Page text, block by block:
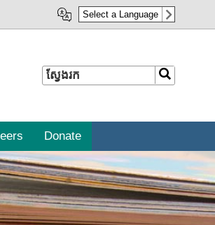
Select a Language
ស្វែងរក ស្វែងរក
Donate